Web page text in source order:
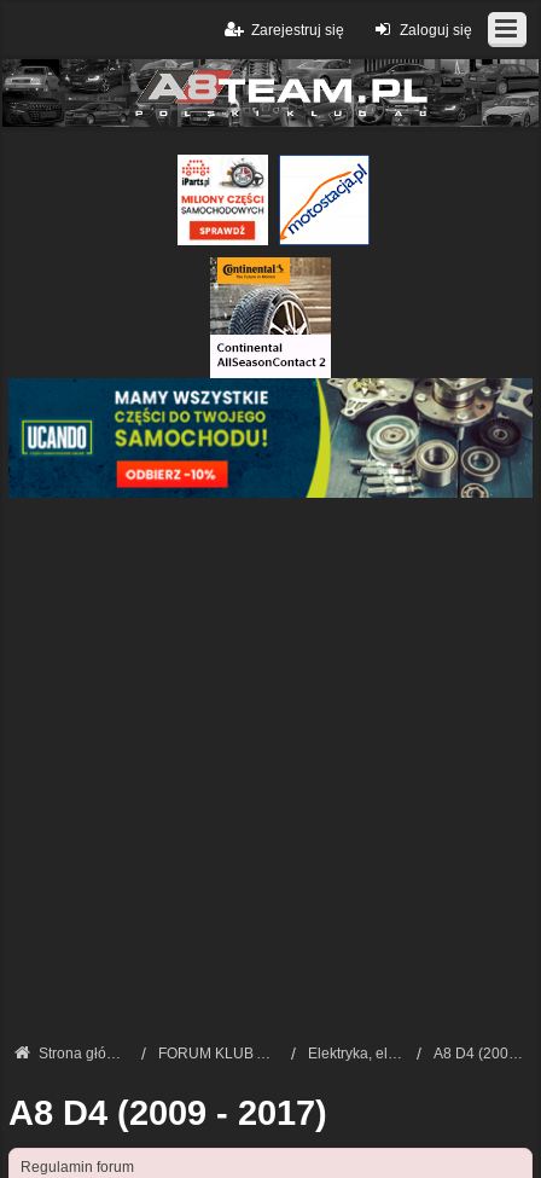
Zaloguj się
Zarejestruj się
Strona główna FORUM KLUB AUDI A8 - FORUM TECHNICZNE Elektryka, elektronika A8 D4 (2009 - 2017)
A8 D4 (2009 - 2017)
Regulamin forum